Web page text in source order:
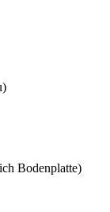
Bodenplatte)